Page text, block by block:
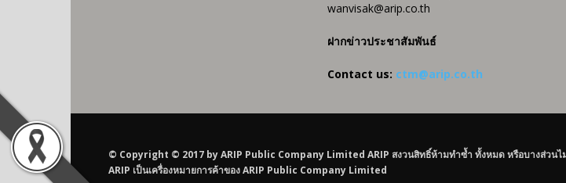
wanvisak@arip.co.th
ฝากข่าวประชาสัมพันธ์
Contact us: ctm@arip.co.th
© Copyright © 2017 by ARIP Public Company Limited ARIP สงวนสิทธิ์ห้ามทำซ้ำ ทั้งหมด หรือบางส่วนไ
ARIP เป็นเครื่องหมายการค้าของ ARIP Public Company Limited